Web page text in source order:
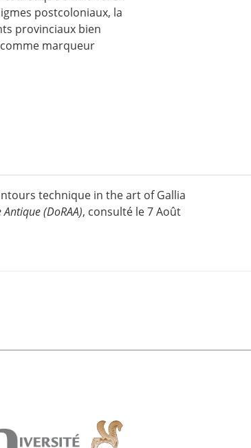
postcoloniaux, la
provinciaux bien
marqueur
technique in the art of Gallia
(DoRAA), consulté le 7 Août